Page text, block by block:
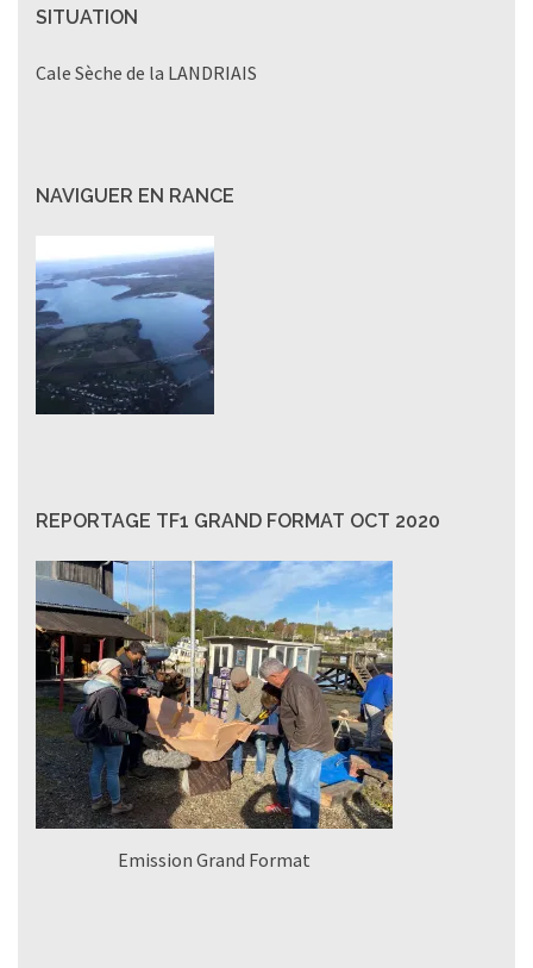
SITUATION
Cale Sèche de la LANDRIAIS
NAVIGUER EN RANCE
REPORTAGE TF1 GRAND FORMAT OCT 2020
Emission Grand Format